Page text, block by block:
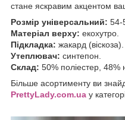
стане яскравим акцентом
Розмір універсальний: 54-
Матеріал верху: екохутро.
Підкладка: жакард (віскоза).
Утеплювач: синтепон.
Склад: 50% поліестер, 48%
Більше асортименту ви
PrettyLady.com.ua у